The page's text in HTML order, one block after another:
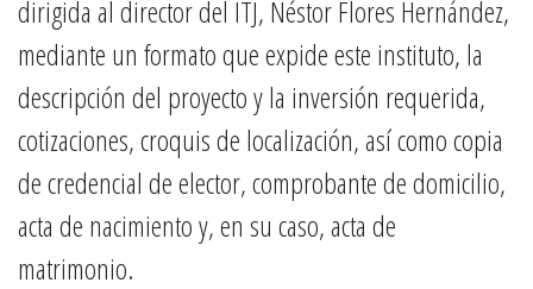
dirigida al director del ITJ, Néstor Flores Hernández,
mediante un formato que expide este instituto, la
descripción del proyecto y la inversión requerida,
cotizaciones, croquis de localización, así como copia
de credencial de elector, comprobante de domicilio,
acta de nacimiento y, en su caso, acta de
matrimonio.